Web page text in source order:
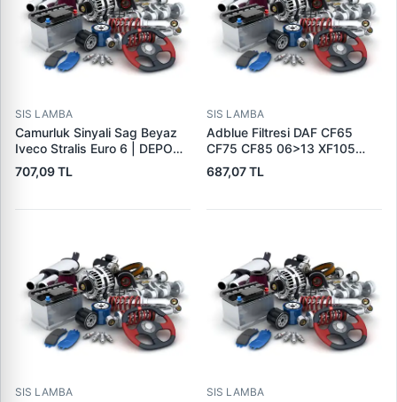
SIS LAMBA
Camurluk Sinyali Sag Beyaz
Iveco Stralis Euro 6 | DEPO
663-1402R-UE2C | OEM
5801572074
707,09 TL
SIS LAMBA
Adblue Filtresi DAF CF65
CF75 CF85 06>13 XF105
05> / Temsa Safir 09>
Avenue 10> Safari 10> | FIL
2120279 503139396
687,07 TL
SIS LAMBA SIS LAMBA